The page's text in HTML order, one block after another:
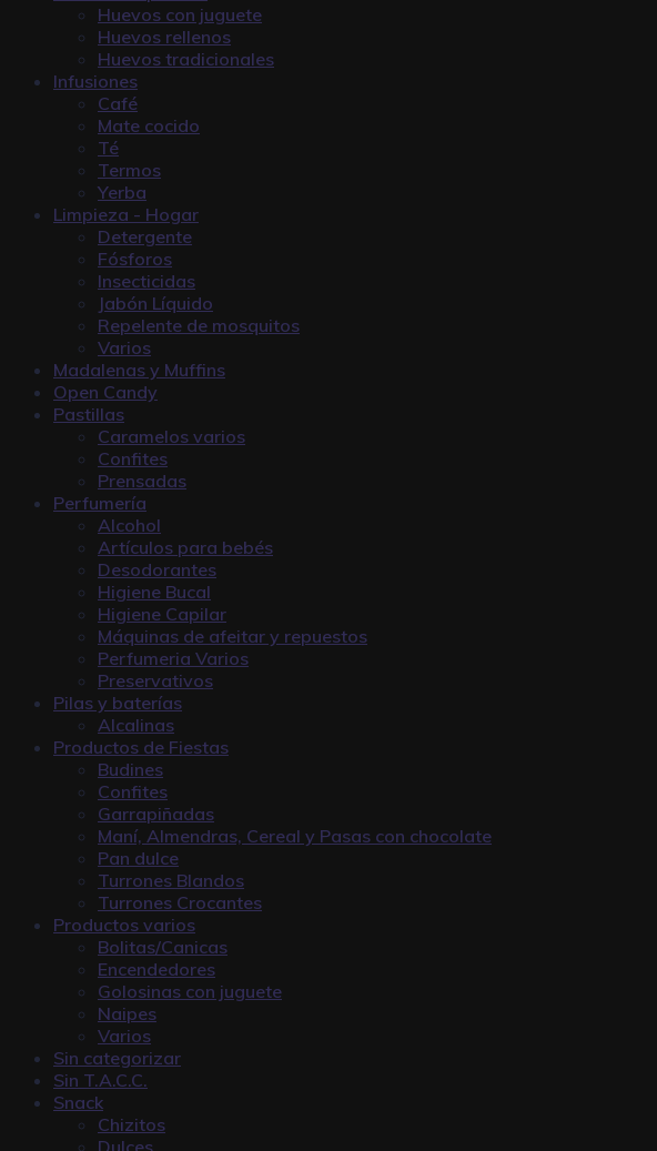
Huevos con juguete
Huevos rellenos
Huevos tradicionales
Infusiones
Café
Mate cocido
Té
Termos
Yerba
Limpieza - Hogar
Detergente
Fósforos
Insecticidas
Jabón Líquido
Repelente de mosquitos
Varios
Madalenas y Muffins
Open Candy
Pastillas
Caramelos varios
Confites
Prensadas
Perfumería
Alcohol
Artículos para bebés
Desodorantes
Higiene Bucal
Higiene Capilar
Máquinas de afeitar y repuestos
Perfumeria Varios
Preservativos
Pilas y baterías
Alcalinas
Productos de Fiestas
Budines
Confites
Garrapiñadas
Maní, Almendras, Cereal y Pasas con chocolate
Pan dulce
Turrones Blandos
Turrones Crocantes
Productos varios
Bolitas/Canicas
Encendedores
Golosinas con juguete
Naipes
Varios
Sin categorizar
Sin T.A.C.C.
Snack
Chizitos
Dulces